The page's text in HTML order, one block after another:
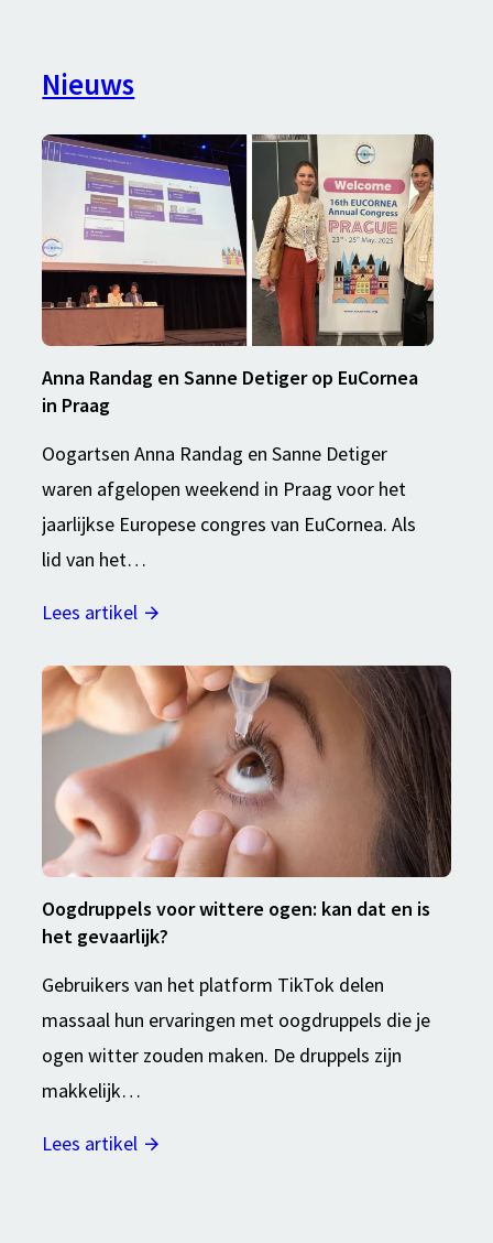
Nieuws
en
agenda
Nieuws
Anna Randag en Sanne Detiger op EuCornea
in Praag
Oogartsen Anna Randag en Sanne Detiger
waren afgelopen weekend in Praag voor het
jaarlijkse Europese congres van EuCornea. Als
lid van het…
Lees artikel
Oogdruppels voor wittere ogen: kan dat en is
het gevaarlijk?
Gebruikers van het platform TikTok delen
massaal hun ervaringen met oogdruppels die je
ogen witter zouden maken. De druppels zijn
makkelijk…
Lees artikel